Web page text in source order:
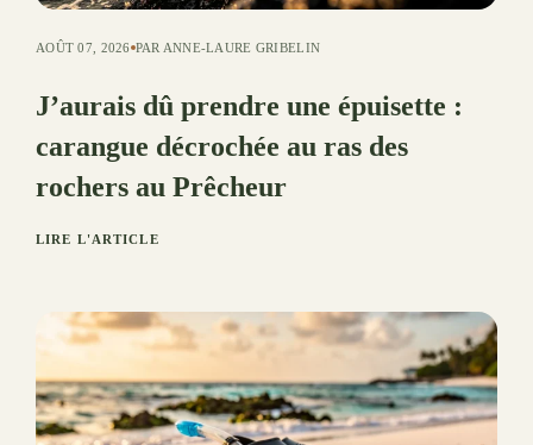
AOÛT 07, 2026 PAR ANNE-LAURE GRIBELIN
J’aurais dû prendre une épuisette :
carangue décrochée au ras des
rochers au Prêcheur
LIRE L'ARTICLE